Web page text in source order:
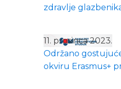
zdravlje
11. prosinca 2023.
Održano
okviru Erasmus+